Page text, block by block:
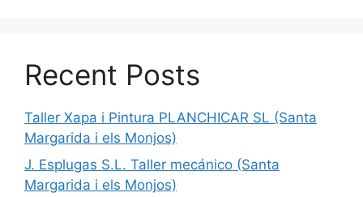
Recent Posts
Taller Xapa i Pintura PLANCHICAR SL (Santa
Margarida i els Monjos)
J. Esplugas S.L. Taller mecánico (Santa
Margarida i els Monjos)